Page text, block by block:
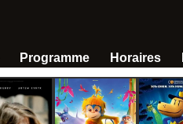
Programme Horaires